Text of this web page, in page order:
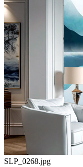
SLP_0268.jpg